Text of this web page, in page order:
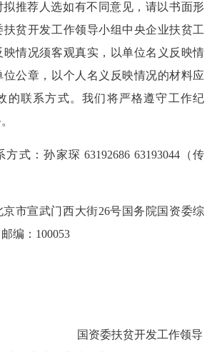
拟推荐人选如有不同意见，请以书面形
扶贫开发工作领导小组中央企业扶贫工
映情况须客观真实，以单位名义反映情
位公章，以个人名义反映情况的材料应
的联系方式。我们将严格遵守工作纪
式：孙家琛 63192686 63193044（传
市宣武门西大街26号国务院国资委综
编：100053
扶贫开发工作领导